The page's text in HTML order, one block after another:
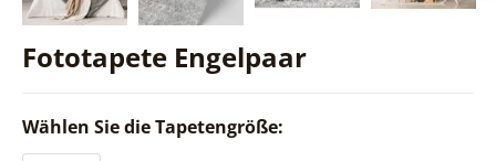
Fototapete Engelpaar
Wählen Sie die Tapetengröße: